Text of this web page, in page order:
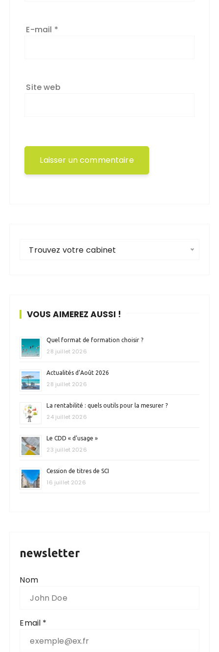
E-mail *
Site web
Trouvez votre cabinet
VOUS AIMEREZ AUSSI !
Quel format de formation choisir ?
28 juillet 2026
Actualités d’Août 2026
28 juillet 2026
La rentabilité : quels outils pour la mesurer ?
24 juillet 2026
Le CDD « d’usage »
23 juillet 2026
Cession de titres de SCI
16 juillet 2026
newsletter
Nom
Email *